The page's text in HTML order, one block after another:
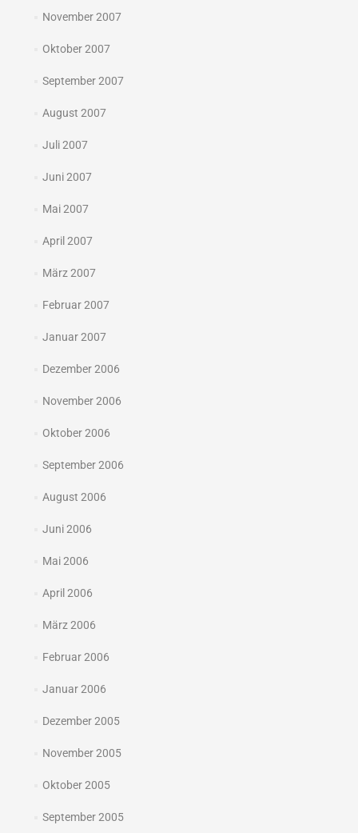
November 2007
Oktober 2007
September 2007
August 2007
Juli 2007
Juni 2007
Mai 2007
April 2007
März 2007
Februar 2007
Januar 2007
Dezember 2006
November 2006
Oktober 2006
September 2006
August 2006
Juni 2006
Mai 2006
April 2006
März 2006
Februar 2006
Januar 2006
Dezember 2005
November 2005
Oktober 2005
September 2005